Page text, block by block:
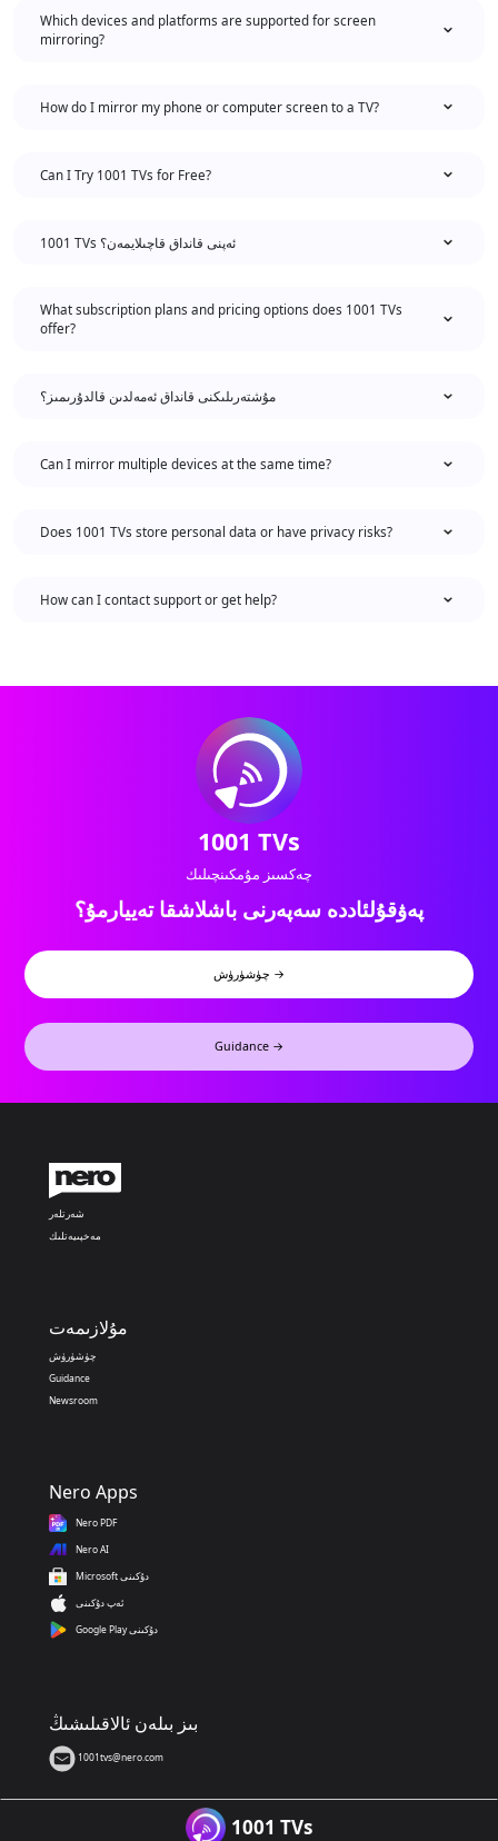
Which devices and platforms are supported for screen
mirroring?
How do I mirror my phone or computer screen to a TV?
Can I Try 1001 TVs for Free?
1001 TVs ئەپنى قانداق قاچىلايمەن؟
What subscription plans and pricing options does 1001 TVs
offer?
مۇشتەرىلىكنى قانداق ئەمەلدىن قالدۇرىمىز؟
Can I mirror multiple devices at the same time?
Does 1001 TVs store personal data or have privacy risks?
How can I contact support or get help?
1001 TVs
چەكسىز مۇمكىنچىلىك
پەۋقۇلئاددە سەپەرنى باشلاشقا تەييارمۇ؟
چۈشۈرۈش →
Guidance →
شەرتلەر
مەخپىيەتلىك
مۇلازىمەت
چۈشۈرۈش
Guidance
Newsroom
Nero Apps
Nero PDF
Nero AI
Microsoft دۇكىنى
ئەپ دۇكىنى
Google Play دۇكىنى
بىز بىلەن ئالاقىلىشىڭ
1001tvs@nero.com
1001 TVs